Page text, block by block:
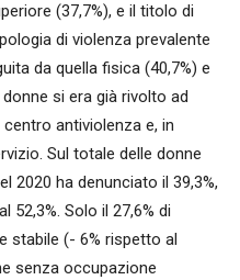
(37,7%), e il titolo di
di violenza prevalente
da quella fisica (40,7%) e
si era già rivolto ad
antiviolenza e, in
Sul totale delle donne
2020 ha denunciato il 39,3%,
52,3%. Solo il 27,6% di
stabile (- 6% rispetto al
senza occupazione